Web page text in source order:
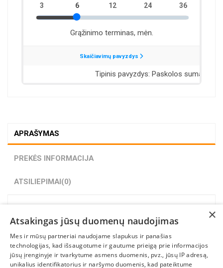
APRAŠYMAS
PREKĖS INFORMACIJA
ATSILIEPIMAI(0)
×
Atsakingas jūsų duomenų naudojimas
Mes ir mūsų partneriai naudojame slapukus ir panašias
technologijas, kad išsaugotume ir gautume prieigą prie informacijos
jūsų įrenginyje ir tvarkytume asmens duomenis, pvz., jūsų IP adresą,
unikalius identifikatorius ir naršymo duomenis, kad pateiktume